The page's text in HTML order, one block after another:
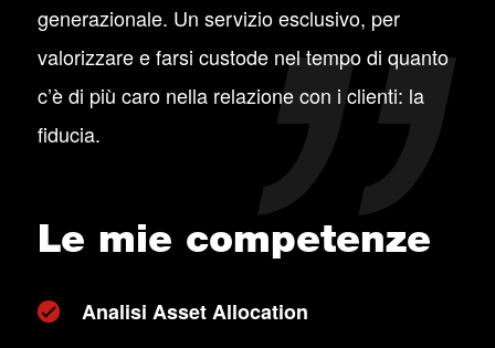
generazionale. Un servizio esclusivo, per
valorizzare e farsi custode nel tempo di quanto
c’è di più caro nella relazione con i clienti: la
fiducia.
Le mie competenze
Analisi Asset Allocation